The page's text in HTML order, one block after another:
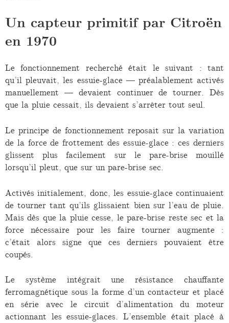
Un capteur primitif par Citroën
en 1970
Le fonctionnement recherché était le suivant : tant
qu’il pleuvait, les essuie-glace — préalablement activés
manuellement — devaient continuer de tourner. Dès
que la pluie cessait, ils devaient s’arrêter tout seul.
Le principe de fonctionnement reposait sur la variation
de la force de frottement des essuie-glace : ces derniers
glissent plus facilement sur le pare-brise mouillé
lorsqu’il pleut, que sur un pare-brise sec.
Activés initialement, donc, les essuie-glace continuaient
de tourner tant qu’ils glissaient bien sur l’eau de pluie.
Mais dès que la pluie cesse, le pare-brise reste sec et la
force nécessaire pour les faire tourner augmente :
c’était alors signe que ces derniers pouvaient être
coupés.
Le système intégrait une résistance chauffante
ferromagnétique sous la forme d’un contacteur et placé
en série avec le circuit d’alimentation du moteur
actionnant les essuie-glaces. L’ensemble était placé à